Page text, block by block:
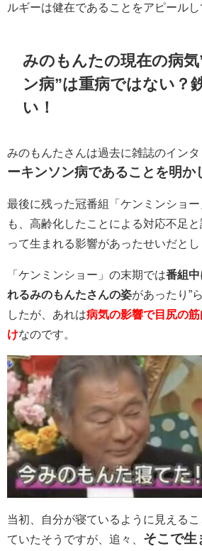
ルギーは健在であることをアピールし
みのもんたの現在の病
ン病”は重病ではない？
い！
みのもんたさんは過去に雑誌のインタ
ーキンソン病であることを明か
最後に残った冠番組「ケンミンショ
も、高齢化したことによる対応不足
って生まれる影響があったせいだとし
「ケンミンショー」の末期では番組中
れるみのもんたさんの姿があったり”
したが、あれは病気の影響で目尻の
けなのです。
当初、自分が寝ているように見える
ていたそうですが、追々、 そこで生